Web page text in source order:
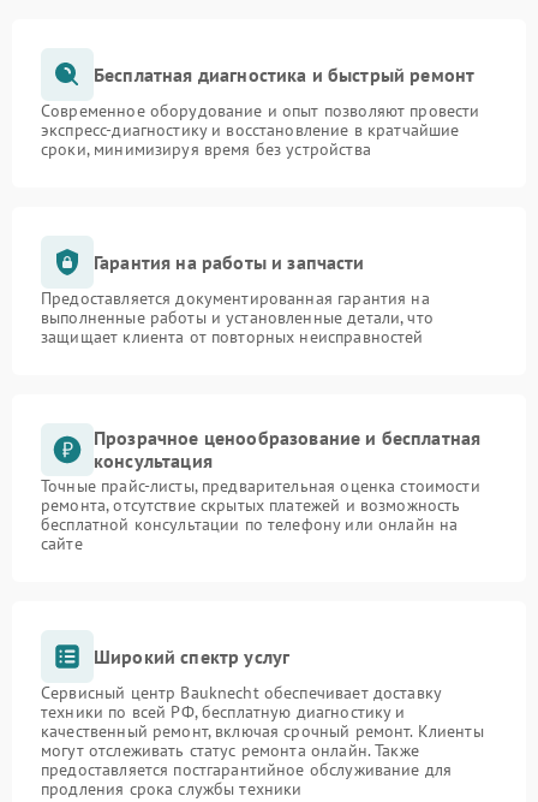
Бесплатная диагностика и быстрый ремонт
Современное оборудование и опыт позволяют провести
экспресс-диагностику и восстановление в кратчайшие
сроки, минимизируя время без устройства
Гарантия на работы и запчасти
Предоставляется документированная гарантия на
выполненные работы и установленные детали, что
защищает клиента от повторных неисправностей
Прозрачное ценообразование и бесплатная
консультация
Точные прайс-листы, предварительная оценка стоимости
ремонта, отсутствие скрытых платежей и возможность
бесплатной консультации по телефону или онлайн на
сайте
Широкий спектр услуг
Сервисный центр Bauknecht обеспечивает доставку
техники по всей РФ, бесплатную диагностику и
качественный ремонт, включая срочный ремонт. Клиенты
могут отслеживать статус ремонта онлайн. Также
предоставляется постгарантийное обслуживание для
продления срока службы техники